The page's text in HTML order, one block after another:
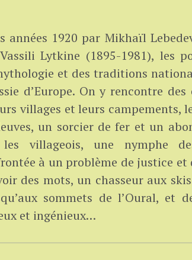
années 1920 par Mikhaïl
Lytkine (1895-1981), les
et des traditions
d’Europe. On y rencontre des
villages et leurs campements,
un sorcier de fer et un
villageois, une nymphe
à un problème de justice et
des mots, un chasseur aux
sommets de l’Oural, et
et ingénieux…